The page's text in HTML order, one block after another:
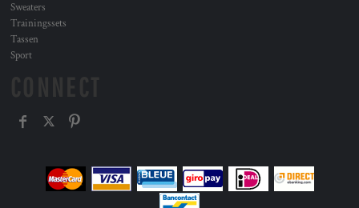
Sweaters
Trainingssets
Tassen
Sport